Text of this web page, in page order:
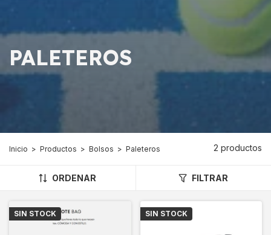
PALETEROS
Inicio > Productos > Bolsos > Paleteros 2 productos
ORDENAR FILTRAR
SIN STOCK SIN STOCK